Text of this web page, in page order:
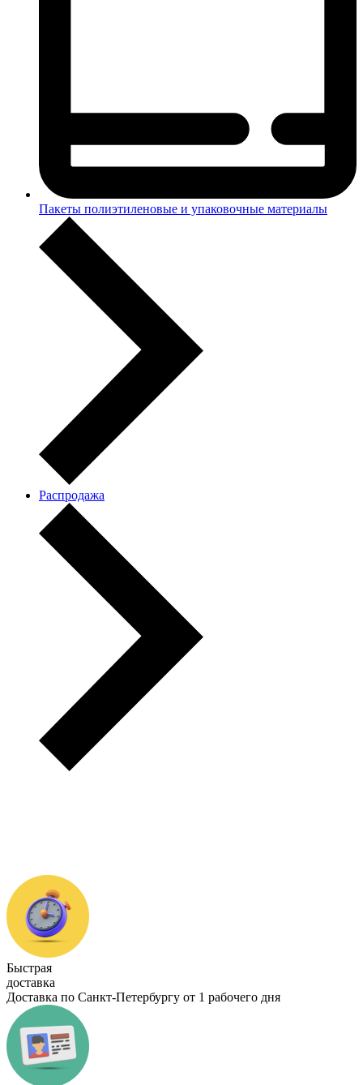
Пакеты полиэтиленовые и упаковочные материалы
Распродажа
Быстрая
доставка
Доставка по Санкт-Петербургу от 1 рабочего дня